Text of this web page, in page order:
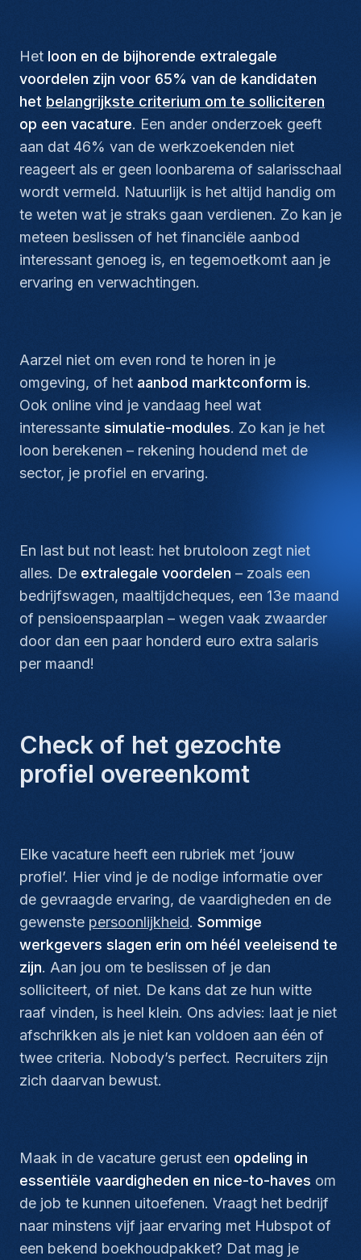
Het loon en de bijhorende extralegale
voordelen zijn voor 65% van de kandidaten
het belangrijkste criterium om te solliciteren
op een vacature. Een ander onderzoek geeft
aan dat 46% van de werkzoekenden niet
reageert als er geen loonbarema of salarisschaal
wordt vermeld. Natuurlijk is het altijd handig om
te weten wat je straks gaan verdienen. Zo kan je
meteen beslissen of het financiële aanbod
interessant genoeg is, en tegemoetkomt aan je
ervaring en verwachtingen.
Aarzel niet om even rond te horen in je
omgeving, of het aanbod marktconform is.
Ook online vind je vandaag heel wat
interessante simulatie-modules. Zo kan je het
loon berekenen – rekening houdend met de
sector, je profiel en ervaring.
En last but not least: het brutoloon zegt niet
alles. De extralegale voordelen – zoals een
bedrijfswagen, maaltijdcheques, een 13e maand
of pensioenspaarplan – wegen vaak zwaarder
door dan een paar honderd euro extra salaris
per maand!
Check of het gezochte
profiel overeenkomt
Elke vacature heeft een rubriek met ‘jouw
profiel’. Hier vind je de nodige informatie over
de gevraagde ervaring, de vaardigheden en de
gewenste persoonlijkheid. Sommige
werkgevers slagen erin om héél veeleisend te
zijn. Aan jou om te beslissen of je dan
solliciteert, of niet. De kans dat ze hun witte
raaf vinden, is heel klein. Ons advies: laat je niet
afschrikken als je niet kan voldoen aan één of
twee criteria. Nobody’s perfect. Recruiters zijn
zich daarvan bewust.
Maak in de vacature gerust een opdeling in
essentiële vaardigheden en nice-to-haves om
de job te kunnen uitoefenen. Vraagt het bedrijf
naar minstens vijf jaar ervaring met Hubspot of
een bekend boekhoudpakket? Dat mag je